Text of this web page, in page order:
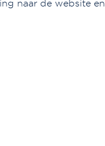
naar de website en